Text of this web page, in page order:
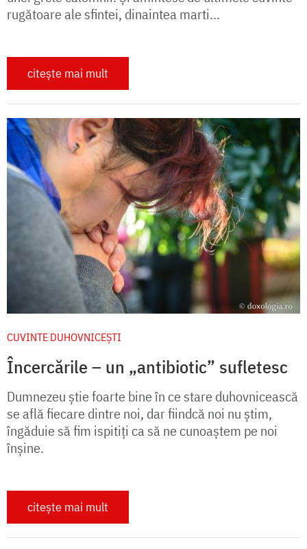
rugătoare ale sfintei, dinaintea marti...
citește mai mult
CUVINTE DUHOVNICEȘTI
Încercările – un „antibiotic” sufletesc
Dumnezeu știe foarte bine în ce stare duhovnicească
se află fiecare dintre noi, dar fiindcă noi nu știm,
îngăduie să fim ispitiți ca să ne cunoaștem pe noi
înșine.
citește mai mult